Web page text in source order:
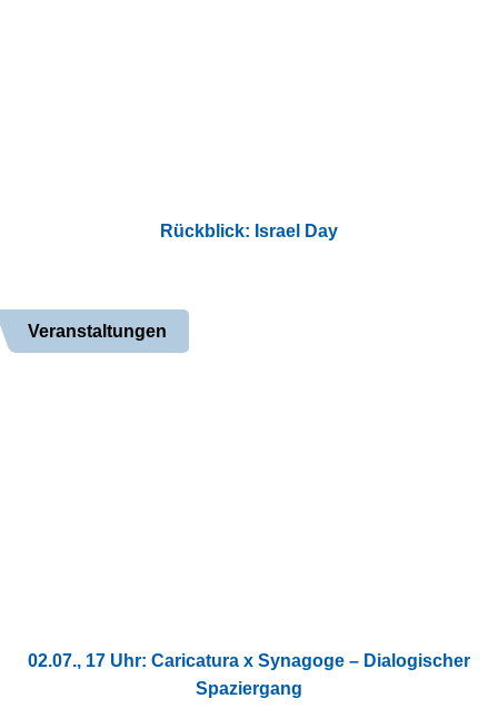
Rückblick: Israel Day
Veranstaltungen
02.07., 17 Uhr: Caricatura x Synagoge – Dialogischer
Spaziergang